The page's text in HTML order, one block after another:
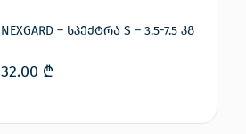
NEXGARD – სპექტრა S – 3.5-7.5 კგ
32.00 ₾